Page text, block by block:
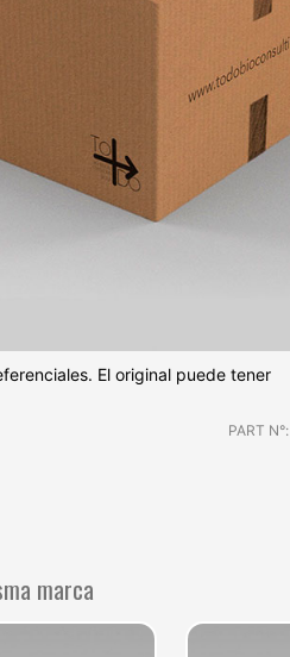
El original puede tener
PART N°:
marca